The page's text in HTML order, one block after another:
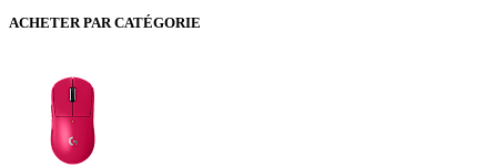
ACHETER PAR CATÉGORIE